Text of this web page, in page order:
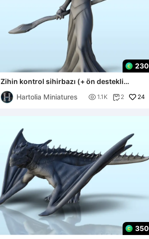
230
Zihin kontrol sihirbazı (+ ön destekli
sürüm) (10) - mi
Hartolia Miniatures
 1.1K  2 24
350